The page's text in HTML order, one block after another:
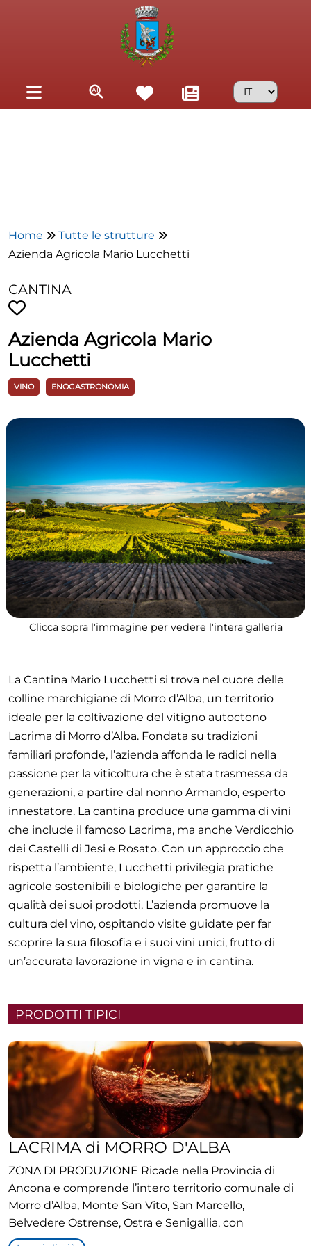
Home
Tutte le strutture
Azienda Agricola Mario Lucchetti
CANTINA
Azienda Agricola Mario
Lucchetti
VINO ENOGASTRONOMIA
Clicca sopra l'immagine per vedere l'intera galleria
La Cantina Mario Lucchetti si trova nel cuore delle
colline marchigiane di Morro d’Alba, un territorio
ideale per la coltivazione del vitigno autoctono
Lacrima di Morro d’Alba. Fondata su tradizioni
familiari profonde, l’azienda affonda le radici nella
passione per la viticoltura che è stata trasmessa da
generazioni, a partire dal nonno Armando, esperto
innestatore. La cantina produce una gamma di vini
che include il famoso Lacrima, ma anche Verdicchio
dei Castelli di Jesi e Rosato. Con un approccio che
rispetta l’ambiente, Lucchetti privilegia pratiche
agricole sostenibili e biologiche per garantire la
qualità dei suoi prodotti. L’azienda promuove la
cultura del vino, ospitando visite guidate per far
scoprire la sua filosofia e i suoi vini unici, frutto di
un’accurata lavorazione in vigna e in cantina.
PRODOTTI TIPICI
LACRIMA di MORRO D'ALBA
ZONA DI PRODUZIONE Ricade nella Provincia di
Ancona e comprende l’intero territorio comunale di
Morro d’Alba, Monte San Vito, San Marcello,
Belvedere Ostrense, Ostra e Senigallia, con
l’esclusione dei fondi valle e dei versanti delle colline